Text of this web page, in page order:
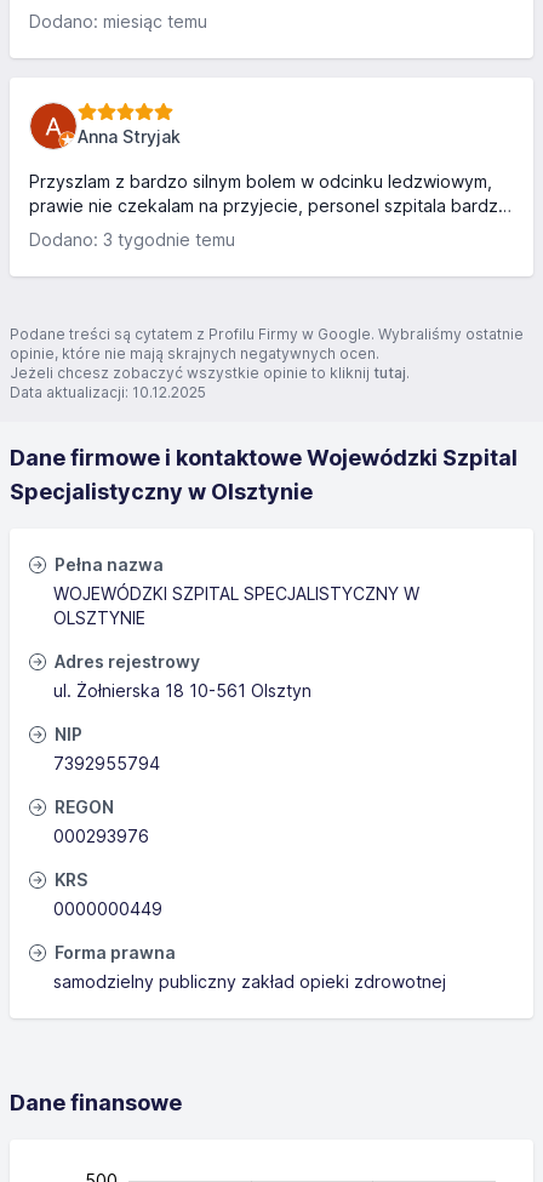
zaczęła się udręka. Szpital wyposażony super, oddział
ginekologii bardzo czysty, jak na szpital jedzenie dobre
czasem nawet bardzo dobre i tu zalety się kończą. Łóżko
bez problemu wymienili). A teraz to co mnie dotknęło
personel medyczny każdy mówi coś innego i co był ktoś na
obchodzie to swoje mądrości głosił. Ale jedna lekarz z...
Dodano: miesiąc temu
Anna Stryjak
Przyszlam z bardzo silnym bolem w odcinku ledzwiowym,
prawie nie czekalam na przyjecie, personel szpitala bardzo
opiekunczy, pelna diagnostyka. Bardzo empatyczne i
profesjonalne podejscie do pacjenta. Dziekuje Panu
pielegniarzowi Jakubowi ze serdeczna opieke. Caly
Dodano: 3 tygodnie temu
Podane treści są cytatem z Profilu Firmy w Google. Wybraliśmy ostatnie
opinie, które nie mają skrajnych negatywnych ocen.
Jeżeli chcesz zobaczyć wszystkie opinie to kliknij tutaj.
Data aktualizacji: 10.12.2025
Dane firmowe i kontaktowe Wojewódzki Szpital
Specjalistyczny w Olsztynie
Pełna nazwa
WOJEWÓDZKI SZPITAL SPECJALISTYCZNY W
OLSZTYNIE
Adres rejestrowy
ul. Żołnierska 18 10-561 Olsztyn
NIP
7392955794
REGON
000293976
KRS
0000000449
Forma prawna
samodzielny publiczny zakład opieki zdrowotnej
Dane finansowe